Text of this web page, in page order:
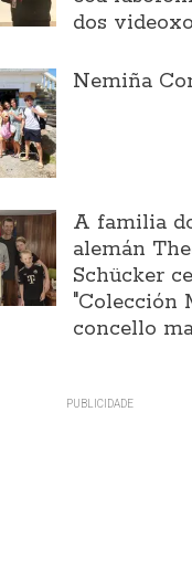
dos
Nemiña
A familia
alemán
Schücker
"Colección
concello